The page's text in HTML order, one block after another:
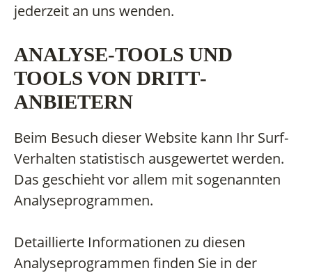
jederzeit an uns wenden.
ANALYSE-TOOLS UND
TOOLS VON DRITT­
ANBIETERN
Beim Besuch dieser Website kann Ihr Surf-
Verhalten statistisch ausgewertet werden.
Das geschieht vor allem mit sogenannten
Analyseprogrammen.
Detaillierte Informationen zu diesen
Analyseprogrammen finden Sie in der